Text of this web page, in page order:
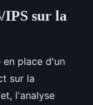
IPS sur la
place d'un
sur la
l'analyse